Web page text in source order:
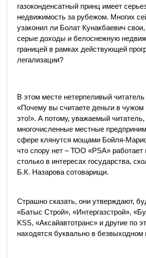
газоконденсатный принц имеет
недвижимость за рубежом. Многих
узаконил ли Болат Кунакбаевич
серые доходы и белоснежную
границей в рамках действующей
легализации?
В этом месте нетерпеливый читатель
«Почему вы считаете деньги в чужом
это!». А потому, уважаемый читатель,
многочисленные местные
сфере клянутся мощами Бойля-
что спору нет – ТОО «PSA» работает
столько в интересах государства,
Б.К. Назарова сотоварищи.
Страшно сказать, они утверждают,
«Батыс Строй», «Интергазстрой»,
KSS, «Аксайавтотранс» и другие по
находятся буквально в безвыходном